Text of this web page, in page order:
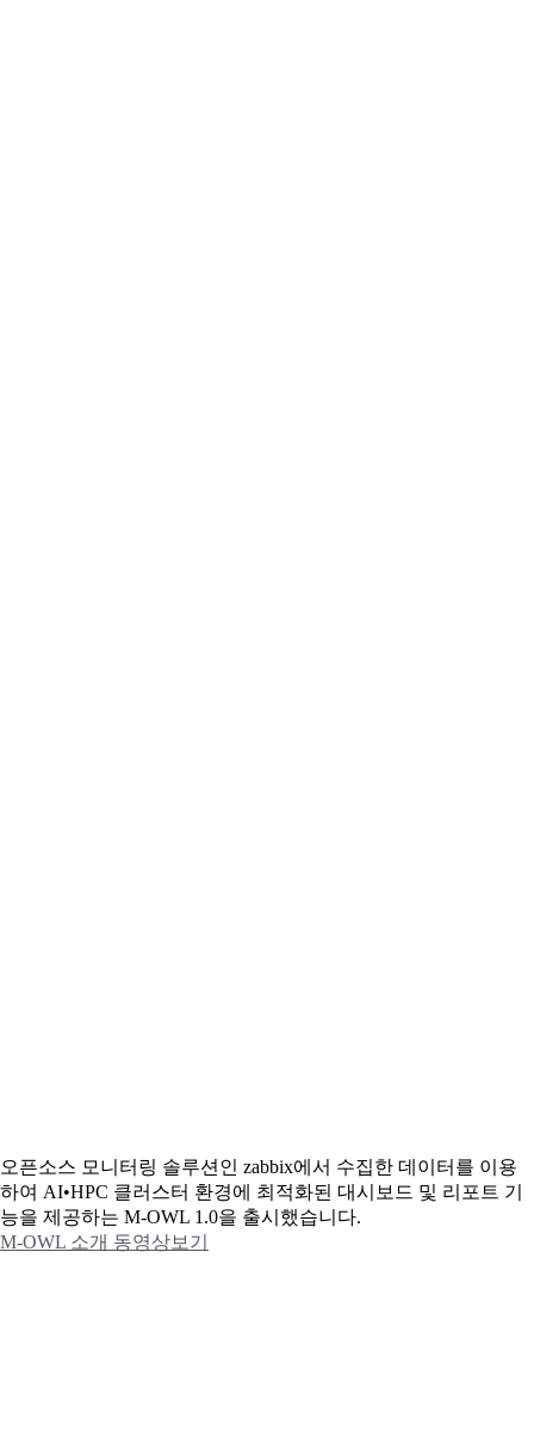
오픈소스 모니터링 솔루션인 zabbix에서 수집한 데이터를 이용
하여 AI•HPC 클러스터 환경에 최적화된 대시보드 및 리포트 기
능을 제공하는 M-OWL 1.0을 출시했습니다.
M-OWL 소개 동영상보기